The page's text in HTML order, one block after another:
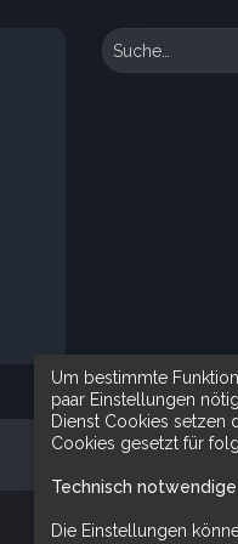
Um bestimmte
paar Einstellungen
Dienst Cookies setzen
Cookies gesetzt für
Technisch
Die Einstellungen